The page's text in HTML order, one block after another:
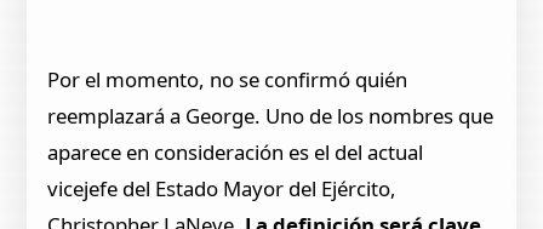
Por el momento, no se confirmó quién
reemplazará a George. Uno de los nombres que
aparece en consideración es el del actual
vicejefe del Estado Mayor del Ejército,